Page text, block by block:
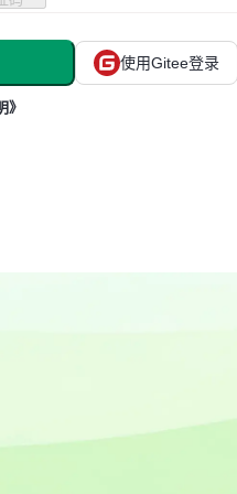
使用Gitee登录
》